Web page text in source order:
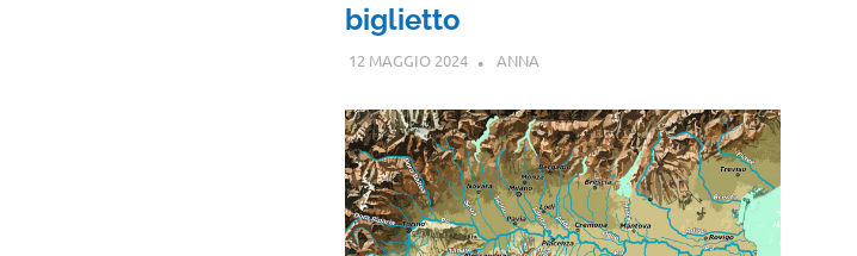
biglietto
12 MAGGIO 2024 ANNA